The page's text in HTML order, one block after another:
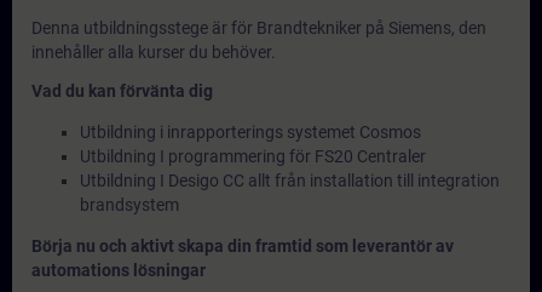
Denna utbildningsstege är för Brandtekniker på Siemens, den
innehåller alla kurser du behöver.
Vad du kan förvänta dig
Utbildning i inrapporterings systemet Cosmos
Utbildning I programmering för FS20 Centraler
Utbildning I Desigo CC allt från installation till integration
brandsystem
Börja nu och aktivt skapa din framtid som leverantör av
automations lösningar